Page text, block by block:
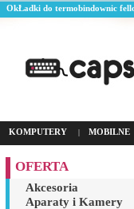
OkŁadki do termobindownic
KOMPUTERY | MOBILNE
OFERTA
Akcesoria
Aparaty i Kamery